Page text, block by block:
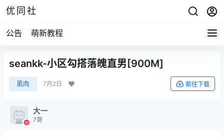
优同社
公告 萌新教程
seankk-小区勾搭落魄直男[900M]
肌肉 7月2日 前往下载
大一
7哥